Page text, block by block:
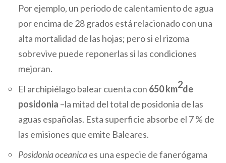
Por ejemplo, un periodo de calentamiento de agua
por encima de 28 grados está relacionado con una
alta mortalidad de las hojas; pero si el rizoma
sobrevive puede reponerlas si las condiciones
mejoran.
El archipiélago balear cuenta con 650 km2de
posidonia –la mitad del total de posidonia de las
aguas españolas. Esta superficie absorbe el 7 % de
las emisiones que emite Baleares.
Posidonia oceanicaes una especie de fanerógama